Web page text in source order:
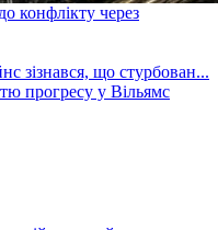
конфлікту через
прогресу у Вільямс